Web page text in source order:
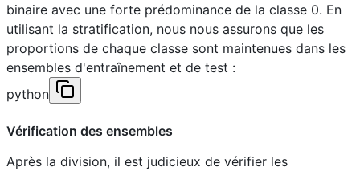
binaire avec une forte prédominance de la classe 0. En
utilisant la stratification, nous nous assurons que les
proportions de chaque classe sont maintenues dans les
ensembles d'entraînement et de test :
python
Vérification des ensembles
Après la division, il est judicieux de vérifier les